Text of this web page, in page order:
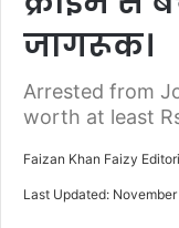
जागरूक।
Arrested from
worth at least
Faizan Khan Faizy
Last Updated: